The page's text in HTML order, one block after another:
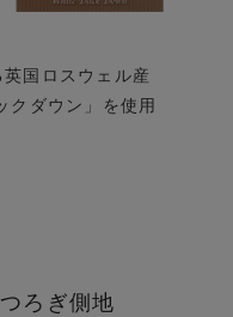
国ロスウェル産
クダウン」を使用
ろぎ側地